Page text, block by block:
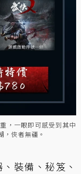
，一眼即可感受到其中
俠者無疆。
裝備、秘笈、